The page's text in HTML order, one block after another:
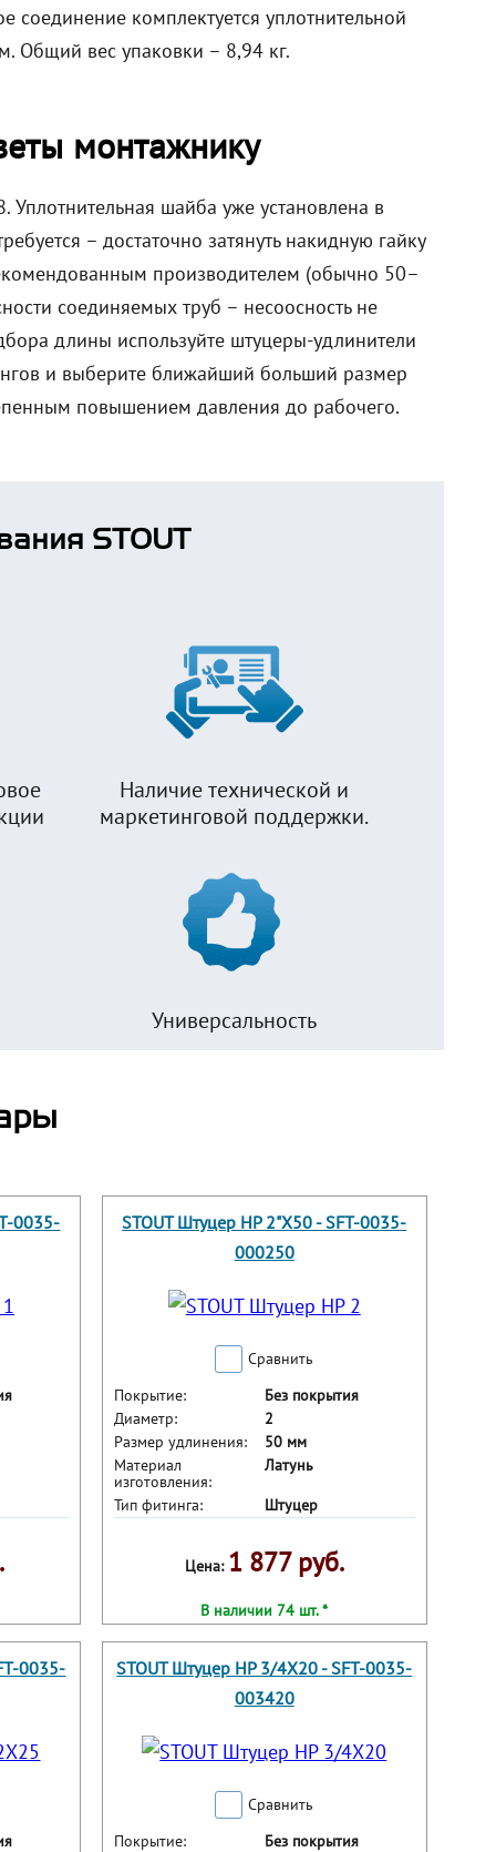
комплектуется уплотнительной
Общий вес упаковки – 8,94 кг.
монтажнику
Уплотнительная шайба уже установлена в
– достаточно затянуть накидную гайку
производителем (обычно 50–
соединяемых труб – несоосность не
длины используйте штуцеры-удлинители
и выберите ближайший больший размер
повышением давления до рабочего.
STOUT
Наличие технической и
маркетинговой поддержки.
Универсальность
0035-
STOUT Штуцер НР 2"X50 - SFT-0035-
000250
Сравнить
Покрытие:
Без покрытия
Диаметр:
2
Размер удлинения:
50 мм
Материал
изготовления:
Латунь
Тип фитинга:
Штуцер
Цена: 1 877 руб.
В наличии 74 шт. *
0035-
STOUT Штуцер НР 3/4X20 - SFT-0035-
003420
Сравнить
Покрытие:
Без покрытия